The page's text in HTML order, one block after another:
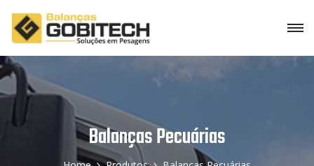
Balanças Pecuárias